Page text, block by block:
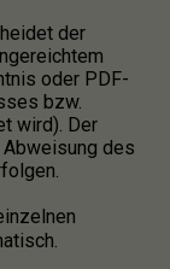
der
oder PDF-
bzw.
wird). Der
des